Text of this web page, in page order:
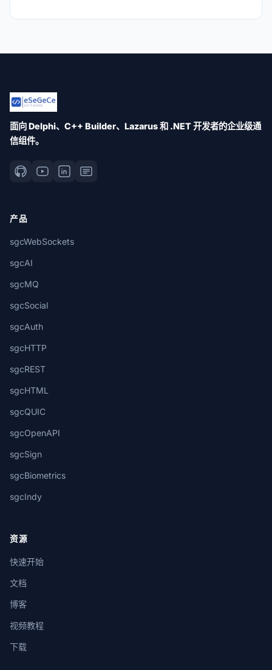
面向 Delphi、C++ Builder、Lazarus 和 .NET 开发者的企业级通
信组件。
产品
sgcWebSockets
sgcAI
sgcMQ
sgcSocial
sgcAuth
sgcHTTP
sgcREST
sgcHTML
sgcQUIC
sgcOpenAPI
sgcSign
sgcBiometrics
sgcIndy
资源
快速开始
文档
博客
视频教程
下载